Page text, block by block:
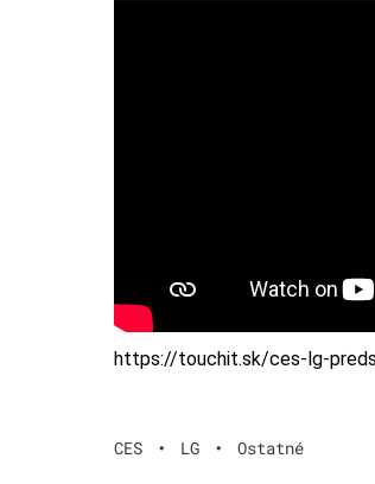
https://touchit.sk/ces-lg-
CES • LG • Ostatné